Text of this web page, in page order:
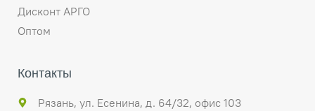
Дисконт АРГО
Оптом
Контакты
Рязань, ул. Есенина, д. 64/32, офис 103